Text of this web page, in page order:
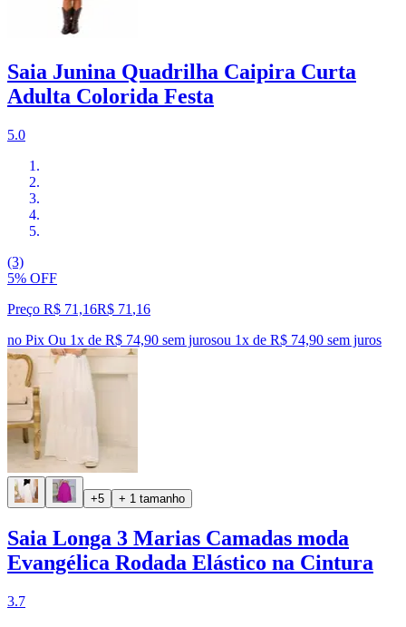
Saia Junina Quadrilha Caipira Curta
Adulta Colorida Festa
5.0
(3)
5% OFF
Preço R$ 71,16R$ 71 ,16
no Pix Ou 1x de R$ 74,90 sem jurosou 1x de R$ 74,90 sem juros
+5 + 1 tamanho
Saia Longa 3 Marias Camadas moda
Evangélica Rodada Elástico na Cintura
3.7